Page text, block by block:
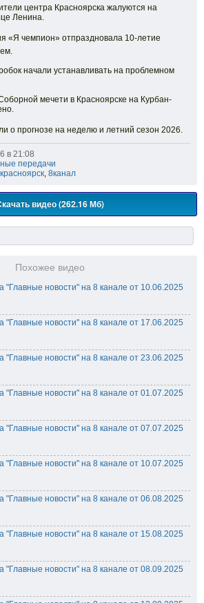
центра Красноярска жалуются на
Ленина.
«Я чемпион» отпраздновала 10-летие
начали устанавливать на проблемном
мечети в Красноярске на Курбан-
о прогнозе на неделю и летний сезон 2026.
в 21:08
передачи
красноярск, 8канал
видео (262.16 Мб)
Похожее видео
"Главные новости" на 8 канале от 10.06.2025
"Главные новости" на 8 канале от 17.06.2025
"Главные новости" на 8 канале от 23.06.2025
"Главные новости" на 8 канале от 01.07.2025
"Главные новости" на 8 канале от 07.07.2025
"Главные новости" на 8 канале от 10.07.2025
"Главные новости" на 8 канале от 06.08.2025
"Главные новости" на 8 канале от 15.08.2025
"Главные новости" на 8 канале от 08.09.2025